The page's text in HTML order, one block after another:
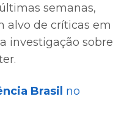
semanas,
alvo de críticas em
investigação sobre
Brasil no